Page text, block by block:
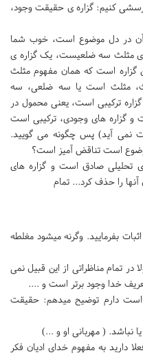
کنیم: گزاره ی حقیقت وجود،
آن در دل موضوع است، خوب شما
ی مثلث سه ضلعیست، یک گزاره ی
است که همان مفهوم مثلث
مثلث است یا سه ضلعی، سه
ترکیبی است، یعنی محمول در
گزاره های وجودی، ترکیبی است
نمی آید) پس چگونه می گویید.
است تناقض آمیز است؟
تحلیلی صادق است و گزاره های
را حذف کرد... تمام
بفرمایید. وگرنه میشود مغلطه
تمام مناظراتی از این قبیل نمی
خدا وجود برتر است و ....
دارم توضیح میدهم: حقیقت
نباشد. ( مهربانی او و ...)
دارید به مفهوم خدای ادیان فکر